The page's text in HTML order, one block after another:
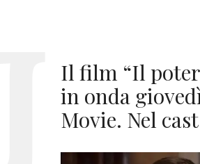
Il film “Il
in onda
Movie. Nel